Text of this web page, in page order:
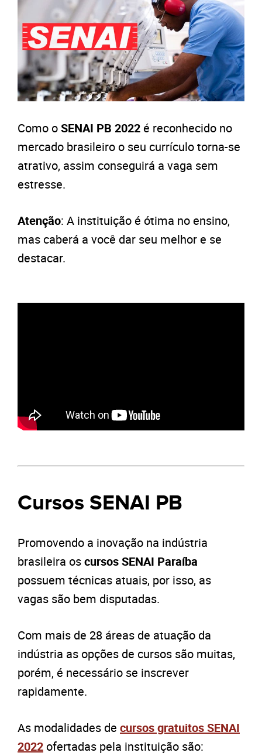
Como oSENAI PB 2022 é reconhecido no
mercado brasileiro o seu currículo torna-se
atrativo, assim conseguirá a vaga sem
estresse.
Atenção: A instituição é ótima no ensino,
mas caberá a você dar seu melhor e se
destacar.
Cursos SENAI PB
Promovendo a inovação na indústria
brasileira oscursos SENAI Paraíba
possuem técnicas atuais, por isso, as
vagas são bem disputadas.
Com mais de 28 áreas de atuação da
indústria as opções de cursos são muitas,
porém, é necessário se inscrever
rapidamente.
As modalidades de cursos gratuitos SENAI
2022ofertadas pela instituição são: